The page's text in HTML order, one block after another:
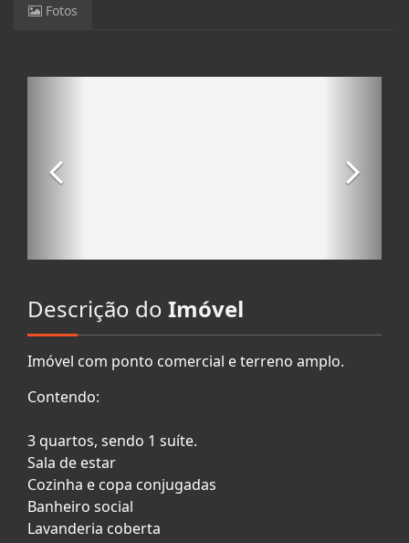
Fotos
Descrição do Imóvel
Imóvel com ponto comercial e terreno amplo.
Contendo:
3 quartos, sendo 1 suíte.
Sala de estar
Cozinha e copa conjugadas
Banheiro social
Lavanderia coberta